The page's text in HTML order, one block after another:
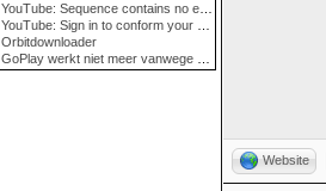
YouTube: Sequence contains no elements
YouTube: Sign in to conform your not a bot
Orbitdownloader
GoPlay werkt niet meer vanwege nieuwe webadres
Website